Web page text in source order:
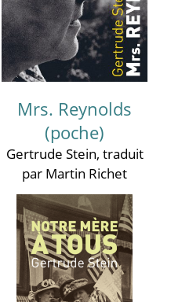
Mrs. Reynolds
(poche)
Gertrude Stein, traduit
par Martin Richet